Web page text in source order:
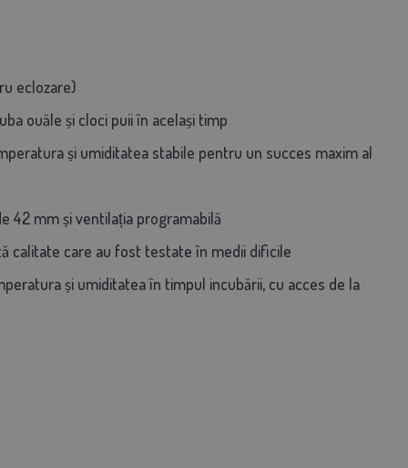
eclozare)
ouăle și cloci puii în același timp
și umiditatea stabile pentru un succes maxim al
42 mm și ventilația programabilă
calitate care au fost testate în medii dificile
și umiditatea în timpul incubării, cu acces de la